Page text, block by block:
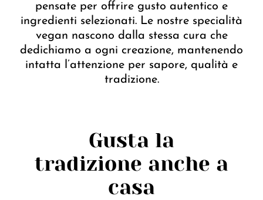
pensate per offrire gusto autentico e
ingredienti selezionati. Le nostre specialità
vegan nascono dalla stessa cura che
dedichiamo a ogni creazione, mantenendo
intatta l’attenzione per sapore, qualità e
tradizione.
Gusta la
tradizione anche a
casa